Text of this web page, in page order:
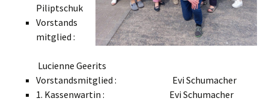
Piliptschuk
Vorstands
mitglied :
Lucienne Geerits
Vorstandsmitglied : Evi Schumacher
1. Kassenwartin : Evi Schumacher